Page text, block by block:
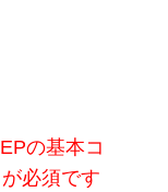
の基本コ
必須です